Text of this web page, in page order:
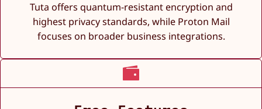
Tuta offers quantum-resistant encryption and
highest privacy standards, while Proton Mail
focuses on broader business integrations.